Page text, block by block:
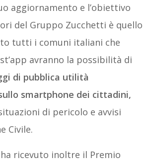
aggiornamento e l’obiettivo
del Gruppo Zucchetti è quello
tutti i comuni italiani che
avranno la possibilità di
di pubblica utilità
smartphone dei cittadini,
di pericolo e avvisi
Civile.
ha ricevuto inoltre il Premio